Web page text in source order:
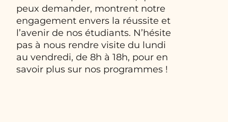
peux demander, montrent notre
engagement envers la réussite et
l’avenir de nos étudiants. N’hésite
pas à nous rendre visite du lundi
au vendredi, de 8h à 18h, pour en
savoir plus sur nos programmes !